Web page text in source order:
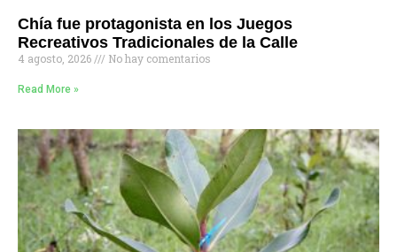
Chía fue protagonista en los Juegos
Recreativos Tradicionales de la Calle
4 agosto, 2026 No hay comentarios
Read More »